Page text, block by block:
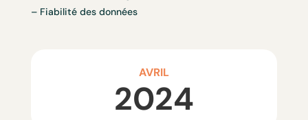
– Fiabilité des données
AVRIL
2024